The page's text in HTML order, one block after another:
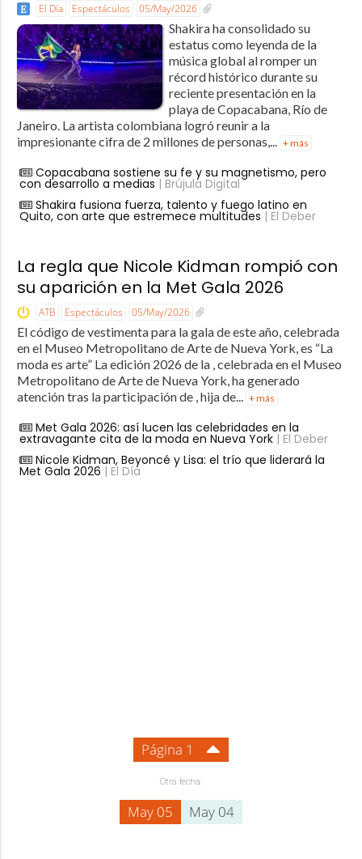
El Día Espectáculos 05/May/2026
Shakira ha consolidado su
estatus como leyenda de la
música global al romper un
récord histórico durante su
reciente presentación en la
playa de Copacabana, Río de
Janeiro. La artista colombiana logró reunir a la
impresionante cifra de 2 millones de personas,...
+ más
Copacabana sostiene su fe y su magnetismo, pero
con desarrollo a medias | Brújula Digital
Shakira fusiona fuerza, talento y fuego latino en
Quito, con arte que estremece multitudes | El Deber
La regla que Nicole Kidman rompió con
su aparición en la Met Gala 2026
ATB Espectáculos 05/May/2026
El código de vestimenta para la gala de este año, celebrada
en el Museo Metropolitano de Arte de Nueva York, es “La
moda es arte” La edición 2026 de la , celebrada en el Museo
Metropolitano de Arte de Nueva York, ha generado
atención tras la participación de , hija de...
+ más
Met Gala 2026: así lucen las celebridades en la
extravagante cita de la moda en Nueva York| El Deber
Nicole Kidman, Beyoncé y Lisa: el trío que liderará la
Met Gala 2026 | El Día
Página 1
Otra fecha:
May 05 May 04